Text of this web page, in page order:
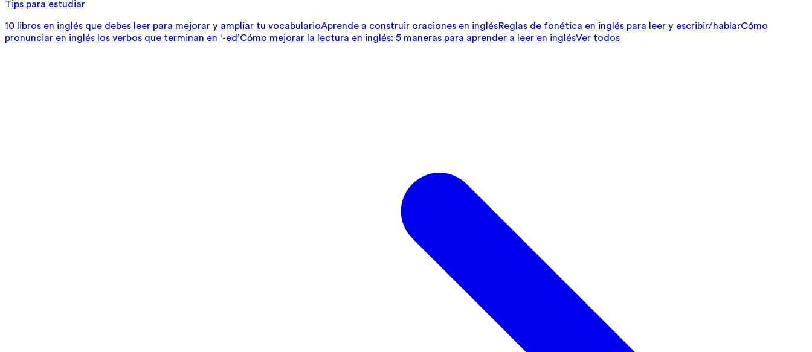
Tips para estudiar
10 libros en inglés que debes leer para mejorar y ampliar tu vocabularioAprende a construir oraciones en inglésReglas de fonética en inglés para leer y escribir/hablarCómo
pronunciar en inglés los verbos que terminan en ‘-ed’Cómo mejorar la lectura en inglés: 5 maneras para aprender a leer en inglésVer todos